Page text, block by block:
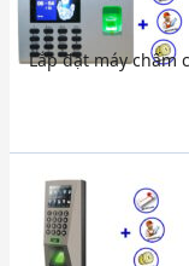
Lắp đặt máy chấm